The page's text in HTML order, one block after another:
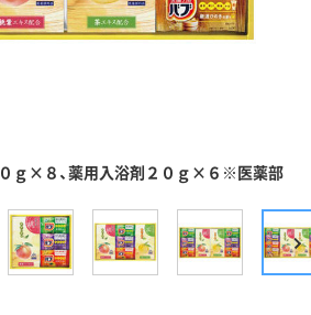
ｇ×８、薬用入浴剤２０ｇ×６※医薬部